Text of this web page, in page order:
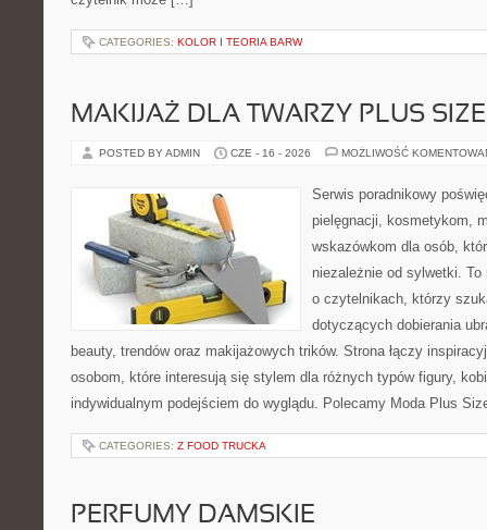
CATEGORIES: KOLOR I TEORIA BARW
MAKIJAŻ DLA TWARZY PLUS SIZE
POSTED BY ADMIN CZE - 16 - 2026 MOŻLIWOŚĆ
Serwis poradnikowy
pielęgnacji, kosmetykom,
wskazówkom dla osób,
niezależnie od sylwetki.
o czytelnikach, którzy
dotyczących dobierania
beauty, trendów oraz makijażowych trików. Strona łączy
osobom, które interesują się stylem dla różnych typów figury,
indywidualnym podejściem do wyglądu. Polecamy Moda Plus
CATEGORIES: Z FOOD TRUCKA
PERFUMY DAMSKIE